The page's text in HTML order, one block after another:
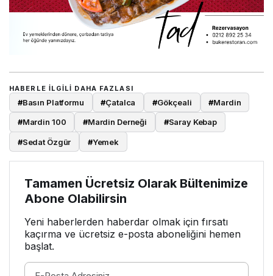
HABERLE ILGILI DAHA FAZLASI
#Basın Platformu #Çatalca #Gökçeali #Mardin
#Mardin 100 #Mardin Derneği #Saray Kebap
#Sedat Özgür #Yemek
Tamamen Ücretsiz Olarak Bültenimize
Abone Olabilirsin
Yeni haberlerden haberdar olmak için fırsatı
kaçırma ve ücretsiz e-posta aboneliğini hemen
başlat.